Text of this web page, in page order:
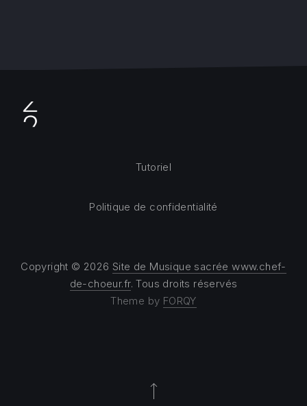
Copyright © 2026 Site de Musique sacrée www.chef-
de-choeur.fr. Tous droits réservés
Theme by FORQY
Tutoriel
Politique de confidentialité
Back to Top